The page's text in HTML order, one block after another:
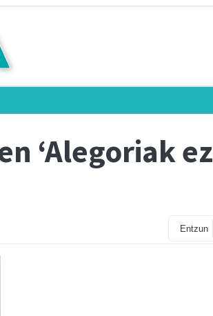
‘Alegoriak ez
Entzun